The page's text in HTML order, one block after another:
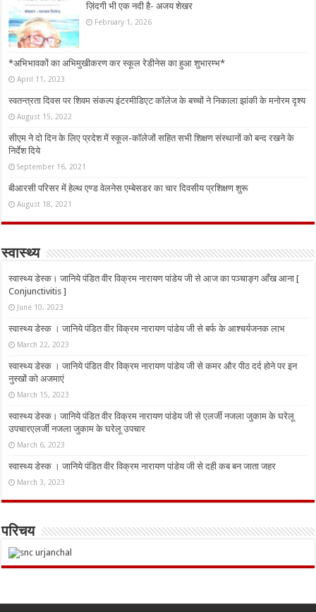
ज़िंदगी भी एक नदी है- अजय शेखर
February 1, 2026
*अभिभावकों का अभिमुखीकरण कर स्कूल रेडीनेस का हुआ शुभारम्भ*
April 11, 2023
स्वतन्त्रता दिवस पर शिवम संकल्प इंटरमीडिएट कॉलेज के बच्चों ने निकाला झांकी के मनोरम दृश्य
August 15, 2022
सीएम ने दो दिन के लिए प्रदेश में स्कूल-कॉलेजों सहित सभी शिक्षण संस्थानों को बन्द रखने के
निर्देश दिये
September 16, 2021
बीआरसी परिसर में हेल्थ एण्ड वेलनेस एम्बेसडर का चार दिवसीय प्रशिक्षण शुरू
August 18, 2021
स्वास्थ्य
स्वास्थ्य डेस्क। जानिये पंडित वीर विक्रम नारायण पांडेय जी से आज का पञ्चाङ्ग आँख आना [
Conjunctivitis ]
June 10, 2023
स्वास्थ्य डेस्क । जानिये पंडित वीर विक्रम नारायण पांडेय जी से बर्फ के आश्चर्यजनक लाभ
March 22, 2023
स्वास्थ्य डेस्क । जानिये पंडित वीर विक्रम नारायण पांडेय जी से कमर और पीठ दर्द होने पर इन
नुस्‍खों को अजमाएं
March 15, 2023
स्वास्थ्य डेस्क। जानिये पंडित वीर विक्रम नारायण पांडेय जी से एलर्जी नजला जुकाम के घरेलू
उपचारएलर्जी नजला जुकाम के घरेलू उपचार
March 6, 2023
स्वास्थ्य डेस्क । जानिये पंडित वीर विक्रम नारायण पांडेय जी से दही कब बन जाता जहर
March 3, 2023
परिचय